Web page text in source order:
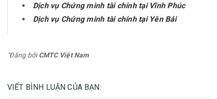
Dịch vụ Chứng minh tài chính tại Vĩnh Phúc
Dịch vụ Chứng minh tài chính tại Yên Bái
"Đăng bởiCMTC Việt Nam
VIẾT BÌNH LUẬN CỦA BẠN: